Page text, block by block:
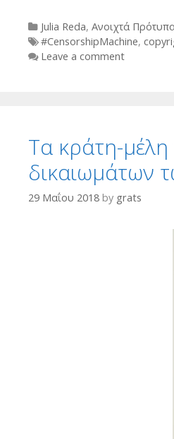
Categories
Julia Reda, Ανοιχτά
Tags
#CensorshipMachine,
Leave a comment
Τα κράτη-
δικαιωμάτων
29 Μαΐου 2018 by grats